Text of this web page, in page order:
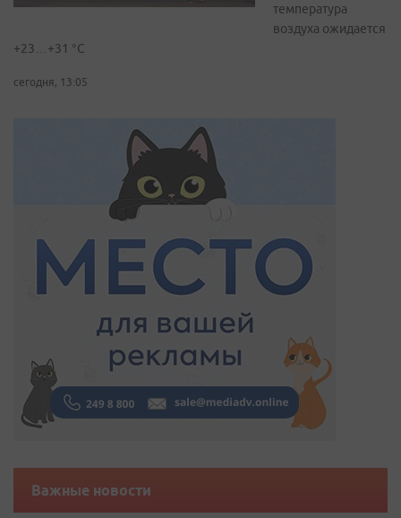
температура
воздуха ожидается
+23…+31 °C
сегодня, 13:05
Важные новости